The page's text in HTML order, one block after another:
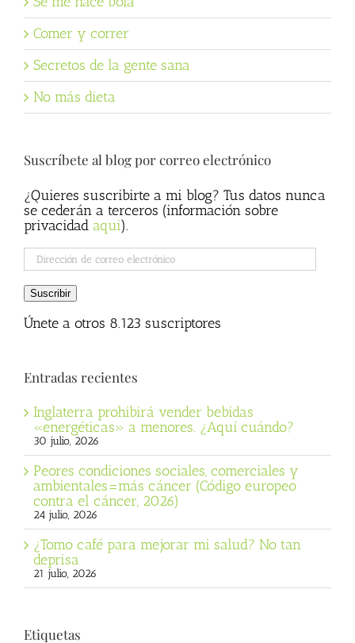
Comer y correr
Secretos de la gente sana
No más dieta
Suscríbete al blog por correo electrónico
¿Quieres suscribirte a mi blog? Tus datos nunca
se cederán a terceros (información sobre
privacidad aqui).
Dirección
de
correo
electrónico
Suscribir
Únete a otros 8.123 suscriptores
Entradas recientes
Inglaterra prohibirá vender bebidas
«energéticas» a menores. ¿Aquí cuándo?
30 julio, 2026
Peores condiciones sociales, comerciales y
ambientales=más cáncer (Código europeo
contra el cáncer, 2026)
24 julio, 2026
¿Tomo café para mejorar mi salud? No tan
deprisa
21 julio, 2026
Etiquetas